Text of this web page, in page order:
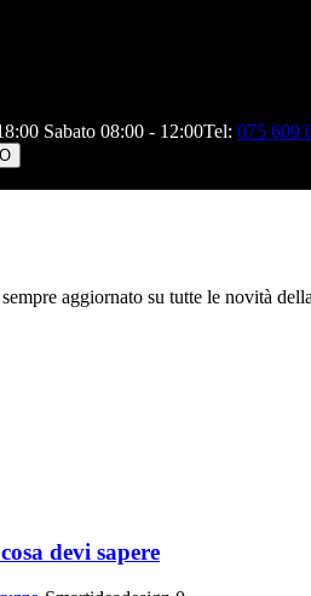
Sabato 08:00 - 12:00Tel: 075 609
aggiornato su tutte le novità
devi sapere